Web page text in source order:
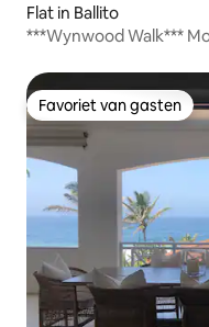
Flat in Ballito
***Wynwood Walk*** Modern appartement voor 4
Favoriet van gasten
Favoriet van gasten